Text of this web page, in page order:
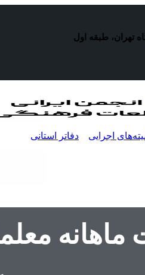
تهران، طبقه اول
اجرایی دفاتر استانی